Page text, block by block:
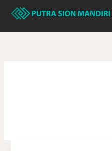
Lewati
konten